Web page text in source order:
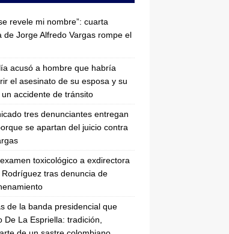
revele mi nombre”: cuarta
de Jorge Alfredo Vargas rompe el
acusó a hombre que habría
el asesinato de su esposa y su
accidente de tránsito
tres denunciantes entregan
se apartan del juicio contra
toxicológico a exdirectora
tras denuncia de
de la banda presidencial que
De La Espriella: tradición,